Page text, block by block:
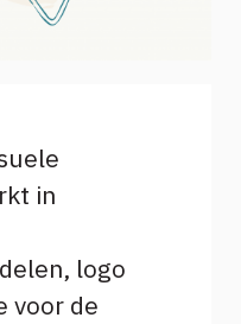
in
logo
voor de